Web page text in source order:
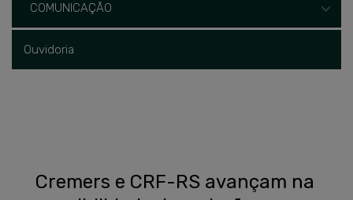
COMUNICAÇÃO
Ouvidoria
Cremers e CRF-RS avançam na